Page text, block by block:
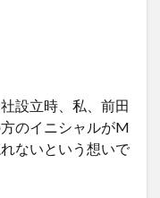
設立時、私、前田
のイニシャルがM
ないという想いで